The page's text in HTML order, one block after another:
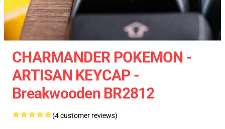
CHARMANDER POKEMON -
ARTISAN KEYCAP -
Breakwooden BR2812
(4 customer reviews)